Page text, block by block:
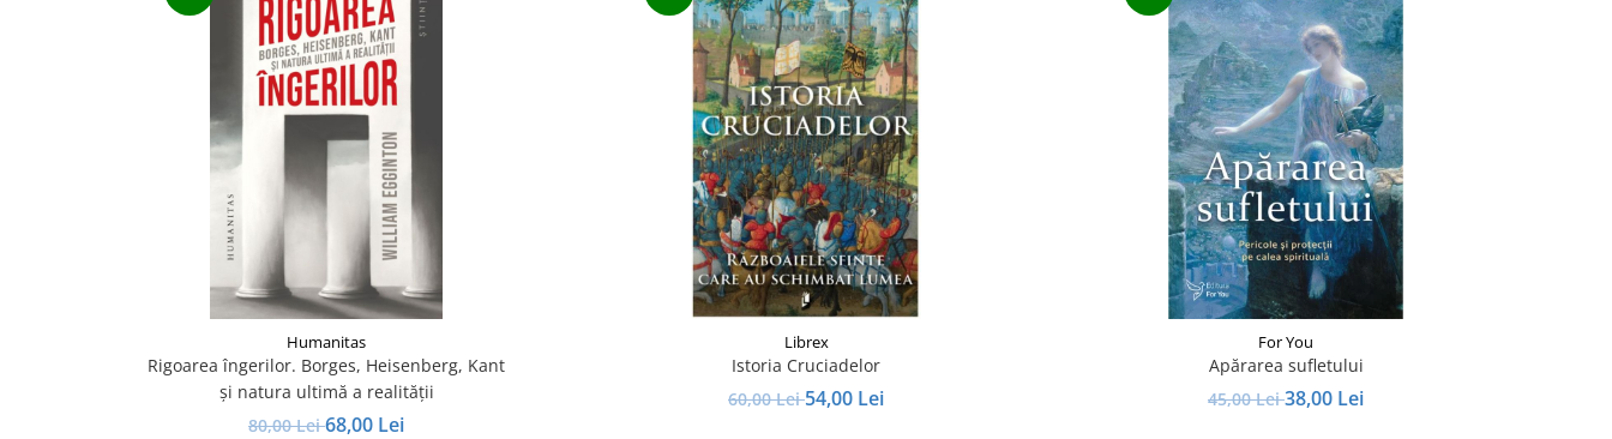
Humanitas
Rigoarea îngerilor. Borges, Heisenberg, Kant
şi natura ultimă a realităţii
80,00 Lei68,00 Lei
Librex
Istoria Cruciadelor
60,00 Lei54,00 Lei
For You
Apărarea sufletului
45,00 Lei38,00 Lei